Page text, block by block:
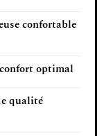
confortable
optimal
qualité